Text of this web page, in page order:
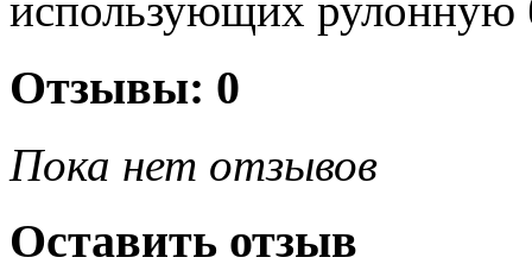
Отзывы: 0
Пока нет отзывов
Оставить отзыв